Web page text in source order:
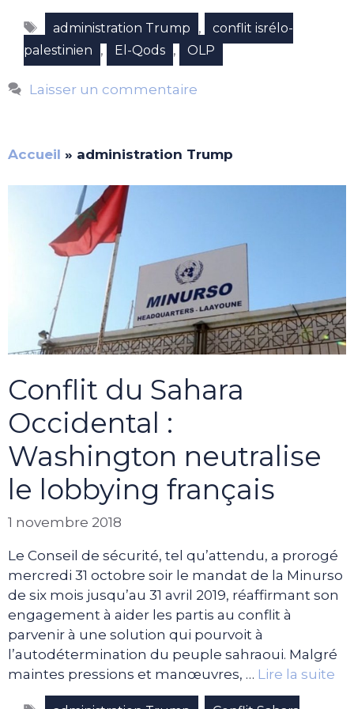
Étiquettes
administration Trump ,
conflit isrélo-
palestinien
, El-Qods , OLP
Laisser un commentaire
Accueil » administration Trump
Conflit du Sahara
Occidental :
Washington neutralise
le lobbying français
1 novembre 2018
Le Conseil de sécurité, tel qu’attendu, a prorogé
mercredi 31 octobre soir le mandat de la Minurso
de six mois jusqu’au 31 avril 2019, réaffirmant son
engagement à aider les partis au conflit à
parvenir à une solution qui pourvoit à
l’autodétermination du peuple sahraoui. Malgré
maintes pressions et manœuvres, … Lire la suite